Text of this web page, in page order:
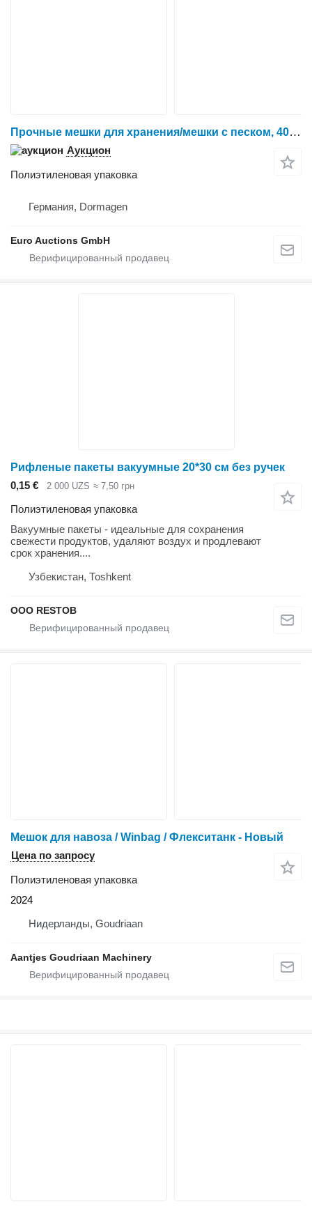
Прочные мешки для хранения/мешки с песком, 40 см x 40 см x 90 см (примерно 40 см)
Аукцион
Полиэтиленовая упаковка
Германия, Dormagen
Euro Auctions GmbH
Рифленые пакеты вакуумные 20*30 см без ручек
0,15 €
2 000 UZS ≈ 7,50 грн
Полиэтиленовая упаковка
Вакуумные пакеты - идеальные для сохранения
свежести продуктов, удаляют воздух и продлевают
срок хранения....
Узбекистан, Тоshkent
OOO RESTOB
Мешок для навоза / Winbag / Флекситанк - Новый
Цена по запросу
Полиэтиленовая упаковка
2024
Нидерланды, Goudriaan
Aantjes Goudriaan Machinery